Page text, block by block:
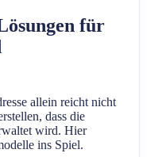
für
allein reicht nicht
dass die
wird. Hier
ins Spiel.